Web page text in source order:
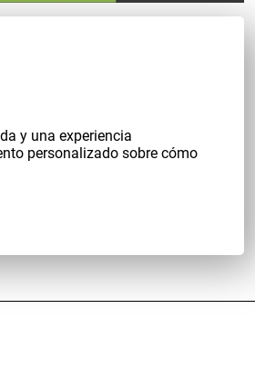
y una experiencia
personalizado sobre cómo